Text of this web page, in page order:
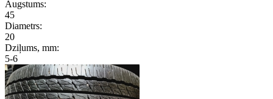
Augstums:
45
Diametrs:
20
Dziļums, mm:
5-6